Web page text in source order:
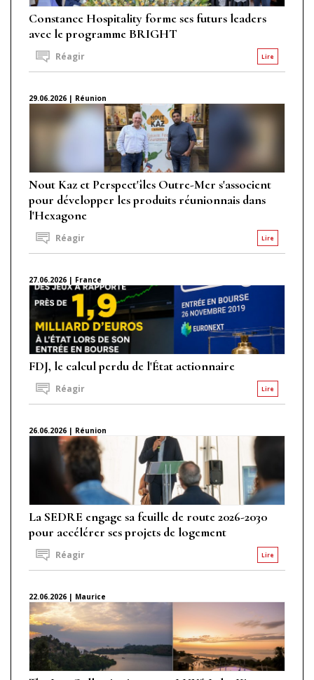
Constance Hospitality forme ses futurs leaders
avec le programme BRIGHT
Lire
Réagir
29.06.2026 | Réunion
Nout Kaz et Perspect'îles Outre-Mer s'associent
pour développer les produits réunionnais dans
l'Hexagone
Lire
Réagir
27.06.2026 | France
FDJ, le calcul perdu de l'État actionnaire
Lire
Réagir
26.06.2026 | Réunion
La SEDRE engage sa feuille de route 2026-2030
pour accélérer ses projets de logement
Lire
Réagir
22.06.2026 | Maurice